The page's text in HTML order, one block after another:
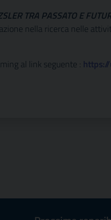
TRA PASSATO E
nella ricerca nelle
al link seguente :